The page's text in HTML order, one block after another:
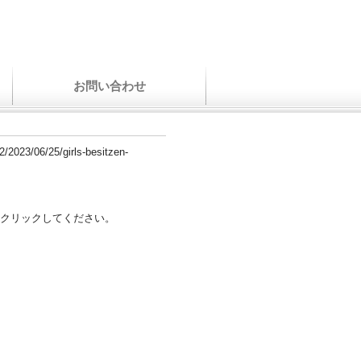
お問い合わせ
2023/06/25/girls-besitzen-
リックしてください。